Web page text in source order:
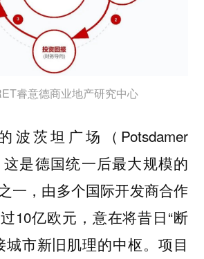
睿意德商业地产研究中心
波茨坦广场（Potsdamer
是德国统一后最大规模的
一，由多个国际开发商合作
10亿欧元，意在将昔日“断
城市新旧肌理的中枢。项目